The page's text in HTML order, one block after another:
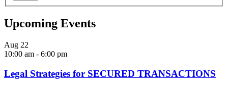
Upcoming Events
Aug 22
10:00 am - 6:00 pm
Legal Strategies for SECURED TRANSACTIONS